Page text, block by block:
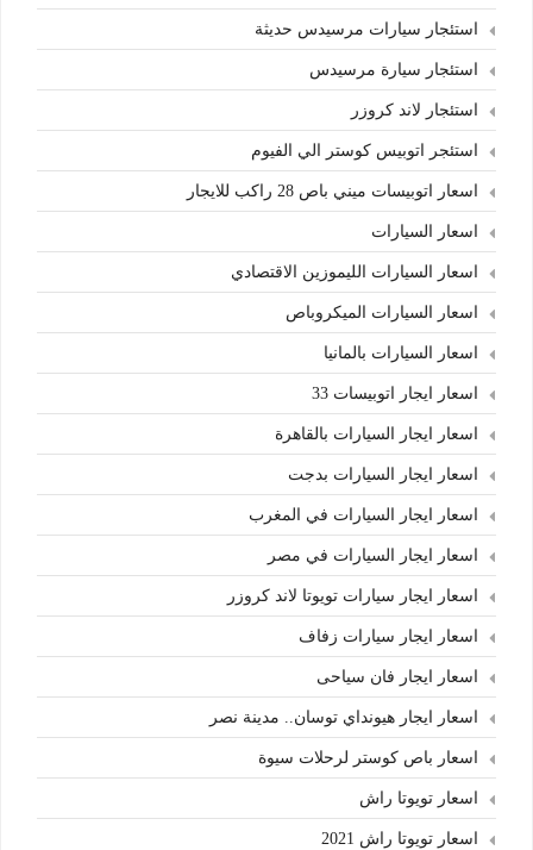
استئجار سيارات مرسيدس حديثة
استئجار سيارة مرسيدس
استئجار لاند كروزر
استئجر اتوبيس كوستر الي الفيوم
اسعار اتوبيسات ميني باص 28 راكب للايجار
اسعار السيارات
اسعار السيارات الليموزين الاقتصادي
اسعار السيارات الميكروباص
اسعار السيارات بالمانيا
اسعار ايجار اتوبيسات 33
اسعار ايجار السيارات بالقاهرة
اسعار ايجار السيارات بدجت
اسعار ايجار السيارات في المغرب
اسعار ايجار السيارات في مصر
اسعار ايجار سيارات تويوتا لاند كروزر
اسعار ايجار سيارات زفاف
اسعار ايجار فان سياحى
اسعار ايجار هيونداي توسان.. مدينة نصر
اسعار باص كوستر لرحلات سيوة
اسعار تويوتا راش
اسعار تويوتا راش 2021